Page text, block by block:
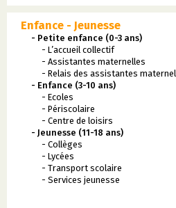
Enfance - Jeunesse
- Petite enfance (0-3 ans)
- L’accueil collectif
- Assistantes maternelles
- Relais des assistantes
- Enfance (3-10 ans)
- Ecoles
- Périscolaire
- Centre de loisirs
- Jeunesse (11-18 ans)
- Collèges
- Lycées
- Transport scolaire
- Services jeunesse